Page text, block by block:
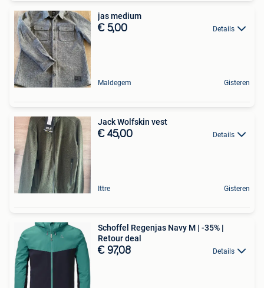
jas medium
€ 5,00 Details
Maldegem Gisteren
Jack Wolfskin vest
€ 45,00 Details
Ittre Gisteren
Schoffel Regenjas Navy M | -35% |
Retour deal
€ 97,08 Details